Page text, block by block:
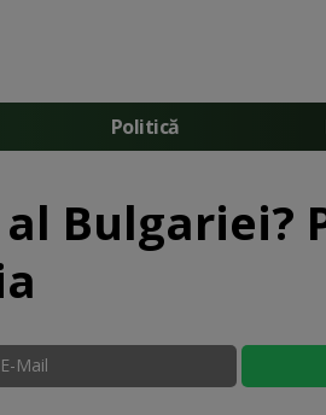
Politică
Bulgariei?
E-Mail